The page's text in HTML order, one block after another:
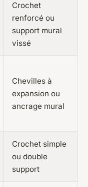
Crochet
renforcé ou
support mural
vissé
Chevilles à
expansion ou
ancrage mural
Crochet simple
ou double
support